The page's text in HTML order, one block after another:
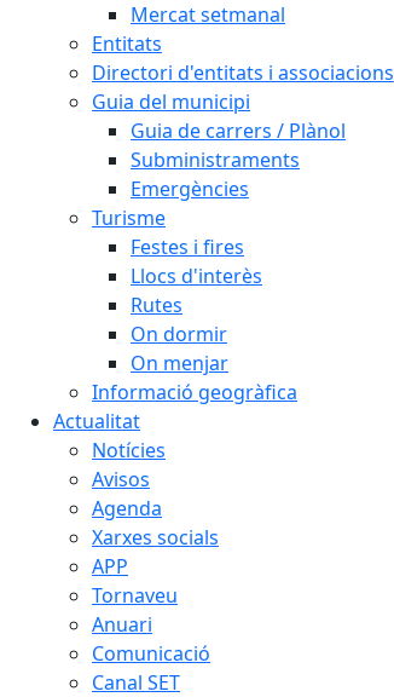
Mercat setmanal
Entitats
Directori d'entitats i associacions
Guia del municipi
Guia de carrers / Plànol
Subministraments
Emergències
Turisme
Festes i fires
Llocs d'interès
Rutes
On dormir
On menjar
Informació geogràfica
Actualitat
Notícies
Avisos
Agenda
Xarxes socials
APP
Tornaveu
Anuari
Comunicació
Canal SET